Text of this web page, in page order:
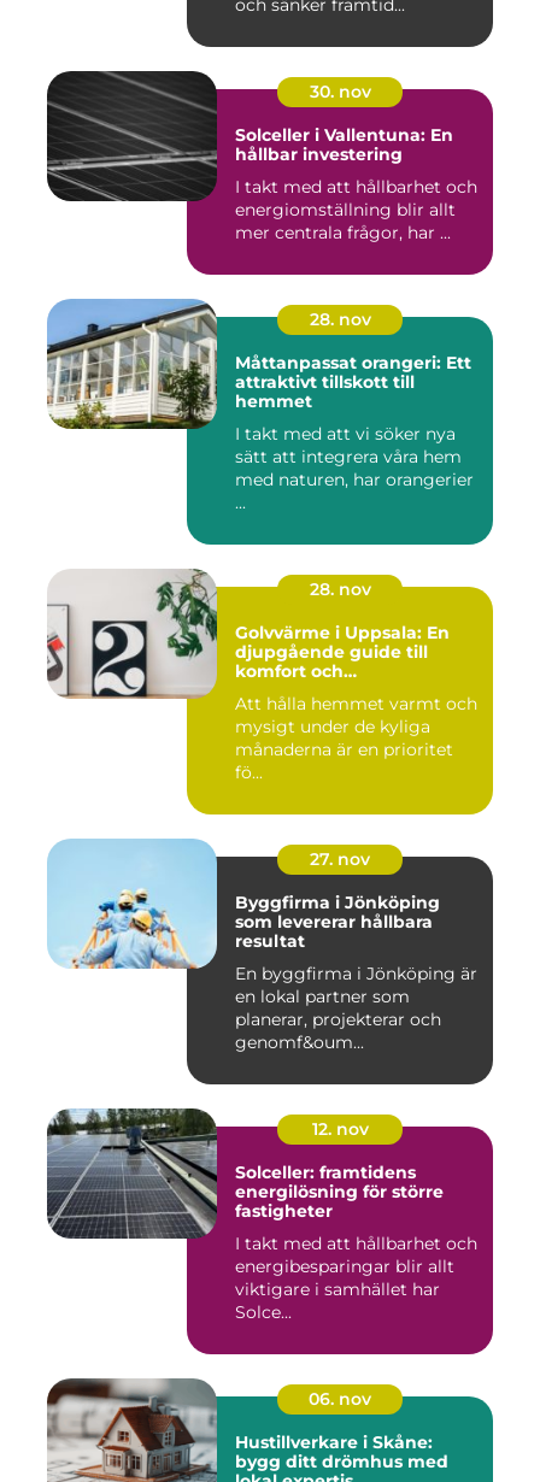
och sänker framtid...
30. nov
Solceller i Vallentuna: En
hållbar investering
I takt med att hållbarhet och
energiomställning blir allt
mer centrala frågor, har ...
28. nov
Måttanpassat orangeri: Ett
attraktivt tillskott till
hemmet
I takt med att vi söker nya
sätt att integrera våra hem
med naturen, har orangerier
...
28. nov
Golvvärme i Uppsala: En
djupgående guide till
komfort och
Att hålla hemmet varmt och
mysigt under de kyliga
månaderna är en prioritet
fö...
27. nov
Byggfirma i Jönköping
som levererar hållbara
resultat
En byggfirma i Jönköping är
en lokal partner som
planerar, projekterar och
genomf&oum...
12. nov
Solceller: framtidens
energilösning för större
fastigheter
I takt med att hållbarhet och
energibesparingar blir allt
viktigare i samhället har
Solce...
06. nov
Hustillverkare i Skåne:
bygg ditt drömhus med